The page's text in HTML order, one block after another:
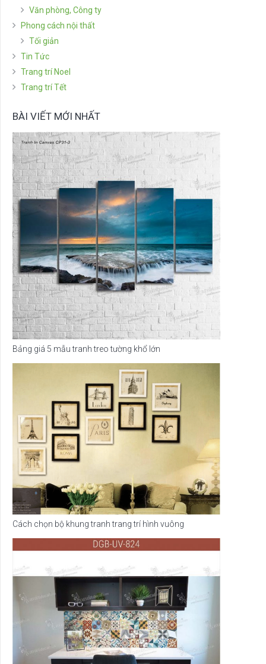
Văn phòng, Công ty
Phong cách nội thất
Tối giản
Tin Tức
Trang trí Noel
Trang trí Tết
BÀI VIẾT MỚI NHẤT
Bảng giá 5 mẫu tranh treo tường khổ lớn
Cách chọn bộ khung tranh trang trí hình vuông